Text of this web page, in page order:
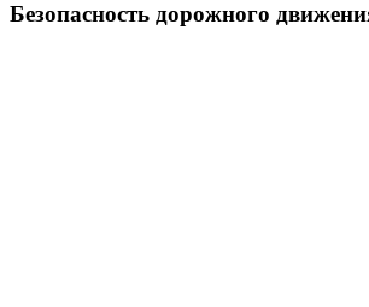
Безопасность дорожного